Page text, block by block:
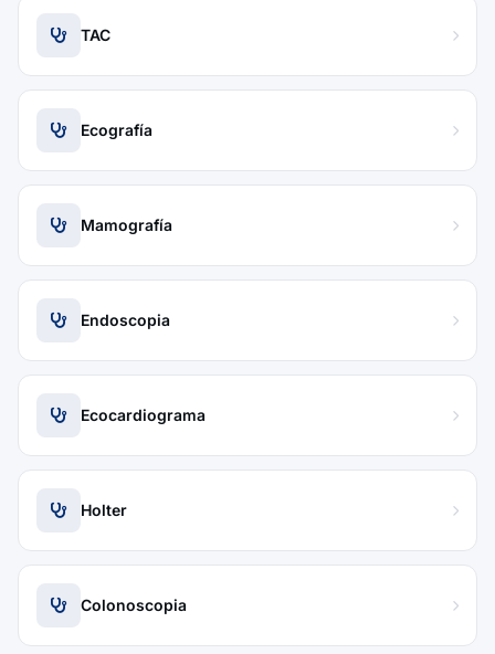
TAC
Ecografía
Mamografía
Endoscopia
Ecocardiograma
Holter
Colonoscopia